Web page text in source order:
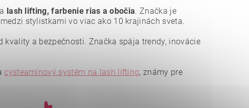
lash lifting, farbenie rias a obočia. Značka je
stylistkami vo viac ako 10 krajinách sveta.
kvality a bezpečnosti. Značka spája trendy, inovácie
cysteamínový systém na lash lifting, známy pre